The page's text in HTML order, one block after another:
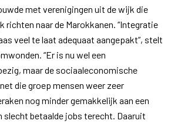
met verenigingen uit de wijk die
richten naar de Marokkanen. “Integratie
veel te laat adequaat aangepakt”, stelt
“Er is nu wel een
maar de sociaaleconomische
die groep mensen weer zeer
nog minder gemakkelijk aan een
slecht betaalde jobs terecht. Daaruit